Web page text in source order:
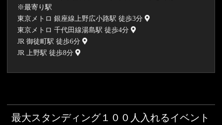
※最寄り駅
東京メトロ 銀座線上野広小路駅 徒歩3分
東京メトロ 千代田線湯島駅 徒歩4分
JR 御徒町駅 徒歩6分
JR 上野駅 徒歩8分
最大スタンディング１００人入れるイベント